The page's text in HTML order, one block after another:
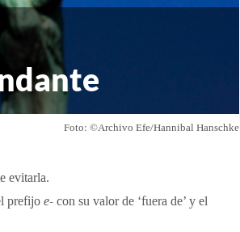
Foto: ©Archivo Efe/Hannibal Hanschke
evitarla.
prefijo e- con su valor de ‘fuera de’ y el